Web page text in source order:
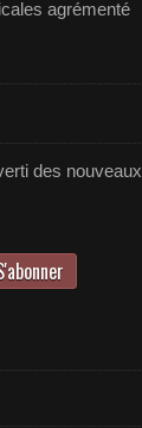
agrémenté
des nouveaux